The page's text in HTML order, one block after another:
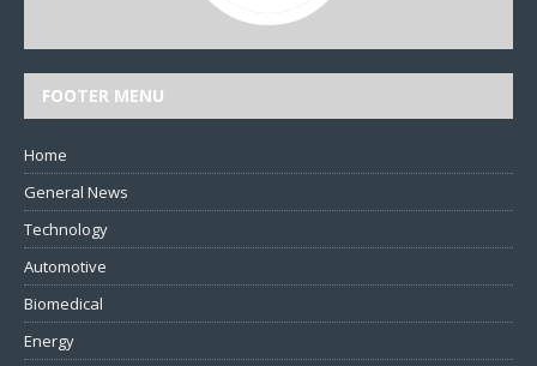
FOOTER MENU
Home
General News
Technology
Automotive
Biomedical
Energy